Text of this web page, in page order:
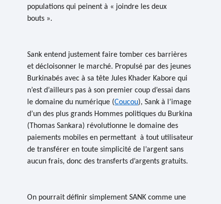
populations qui peinent à « joindre les deux
bouts ».
Sank entend justement faire tomber ces barrières
et décloisonner le marché. Propulsé par des jeunes
Burkinabés avec à sa tête Jules Khader Kabore qui
n’est d’ailleurs pas à son premier coup d’essai dans
le domaine du numérique (Coucou),Sank à l’image
d’un des plus grands Hommes politiques du Burkina
(Thomas Sankara) révolutionne le domaine des
paiements mobiles en permettant à tout utilisateur
de transférer en toute simplicité de l’argent sans
aucun frais, donc des transferts d’argents gratuits.
On pourrait définir simplementSANK comme une